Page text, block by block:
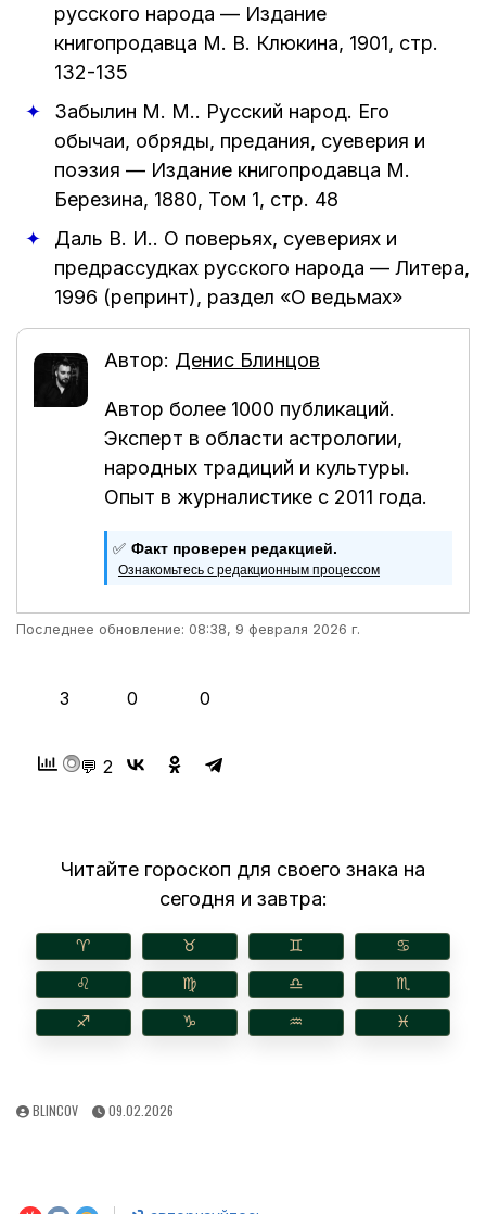
русского народа — Издание
книгопродавца М. В. Клюкина, 1901, стр.
132-135
Забылин М. М.. Русский народ. Его
обычаи, обряды, предания, суеверия и
поэзия — Издание книгопродавца М.
Березина, 1880, Том 1, стр. 48
Даль В. И.. О поверьях, суевериях и
предрассудках русского народа — Литера,
1996 (репринт), раздел «О ведьмах»
Автор: Денис Блинцов
Автор более 1000 публикаций.
Эксперт в области астрологии,
народных традиций и культуры.
Опыт в журналистике с 2011 года.
✅ Факт проверен редакцией.
Ознакомьтесь с редакционным процессом
Последнее обновление: 08:38, 9 февраля 2026 г.
3 0 0
💬 2
Читайте гороскоп для своего знака на
сегодня и завтра:
♈︎ ♉︎ ♊︎ ♋︎
♌︎ ♍︎ ♎︎ ♏︎
♐︎ ♑︎ ♒︎ ♓︎
AUTHOR:
BLINCOV
PUBLISHED
09.02.2026